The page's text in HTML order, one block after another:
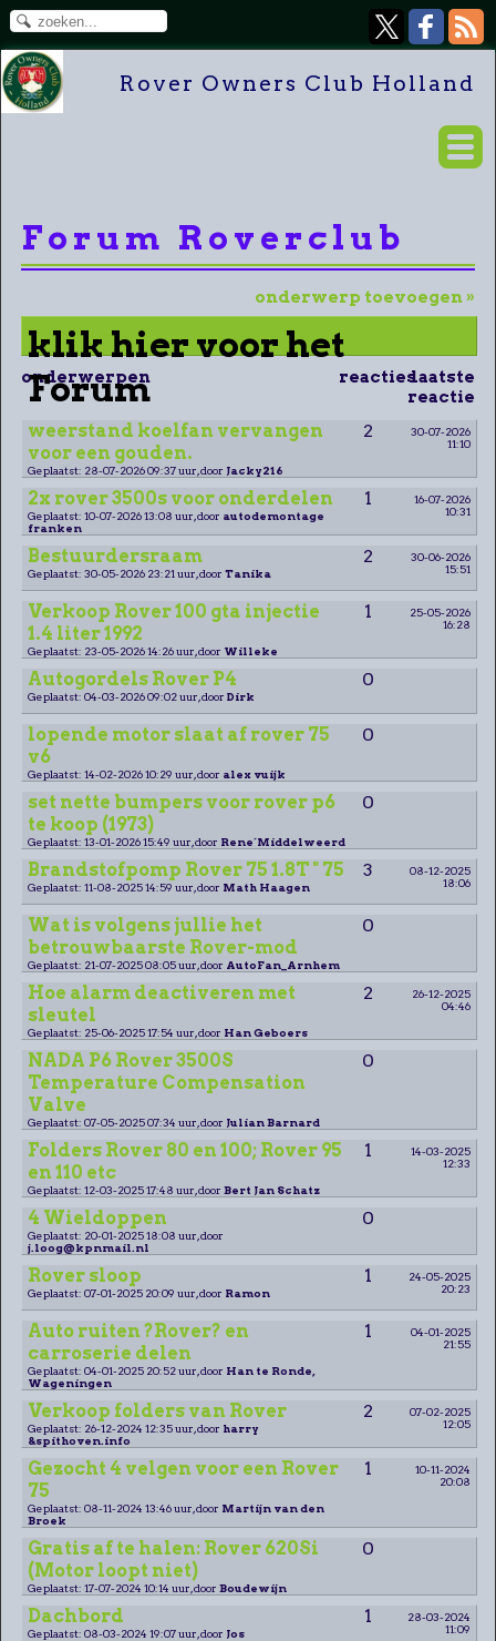
Rover Owners Club Holland
Forum Roverclub
onderwerp toevoegen »
klik hier voor het
Forum
onderwerpen reactieslaatste
reactie
weerstand koelfan vervangen
voor een gouden.
2
30-07-2026
11:10
Geplaatst: 28-07-2026 09:37 uur, door Jacky216
2x rover 3500s voor onderdelen 1
16-07-2026
10:31
Geplaatst: 10-07-2026 13:08 uur, door autodemontage
franken
Bestuurdersraam 2
30-06-2026
15:51
Geplaatst: 30-05-2026 23:21 uur, door Tanika
Verkoop Rover 100 gta injectie
1.4 liter 1992
1
25-05-2026
16:28
Geplaatst: 23-05-2026 14:26 uur, door Willeke
Autogordels Rover P4 0
Geplaatst: 04-03-2026 09:02 uur, door Dirk
lopende motor slaat af rover 75
v6
0
Geplaatst: 14-02-2026 10:29 uur, door alex vuijk
set nette bumpers voor rover p6
te koop (1973)
0
Geplaatst: 13-01-2026 15:49 uur, door Rene´Middelweerd
Brandstofpomp Rover 75 1.8T " 75 3
08-12-2025
18:06
Geplaatst: 11-08-2025 14:59 uur, door Math Haagen
Wat is volgens jullie het
betrouwbaarste Rover-mod
0
Geplaatst: 21-07-2025 08:05 uur, door AutoFan_Arnhem
Hoe alarm deactiveren met
sleutel
2
26-12-2025
04:46
Geplaatst: 25-06-2025 17:54 uur, door Han Geboers
NADA P6 Rover 3500S
Temperature Compensation
Valve
0
Geplaatst: 07-05-2025 07:34 uur, door Julian Barnard
Folders Rover 80 en 100; Rover 95
en 110 etc
1
14-03-2025
12:33
Geplaatst: 12-03-2025 17:48 uur, door Bert Jan Schatz
4 Wieldoppen 0
Geplaatst: 20-01-2025 18:08 uur, door
j.loog@kpnmail.nl
Rover sloop 1
24-05-2025
20:23
Geplaatst: 07-01-2025 20:09 uur, door Ramon
Auto ruiten ?Rover? en
carroserie delen
1
04-01-2025
21:55
Geplaatst: 04-01-2025 20:52 uur, door Han te Ronde,
Wageningen
Verkoop folders van Rover 2
07-02-2025
12:05
Geplaatst: 26-12-2024 12:35 uur, door harry
&spithoven.info
Gezocht 4 velgen voor een Rover
75
1
10-11-2024
20:08
Geplaatst: 08-11-2024 13:46 uur, door Martijn van den
Broek
Gratis af te halen: Rover 620Si
(Motor loopt niet)
0
Geplaatst: 17-07-2024 10:14 uur, door Boudewijn
Dachbord 1
28-03-2024
11:09
Geplaatst: 08-03-2024 19:07 uur, door Jos